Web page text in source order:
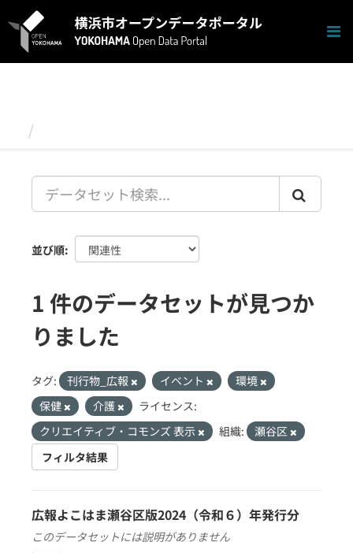
キ
並び順
1 件のデータセットが見つか
りました
タグ: 刊行物_広報 イベント
環境
保健
介護
ライセンス:
クリエイティブ・コモンズ 表示
組織:
瀬谷区
フィルタ結果
広報よこはま瀬谷区版2024（令和６）年発行分
このデータセットには説明がありません